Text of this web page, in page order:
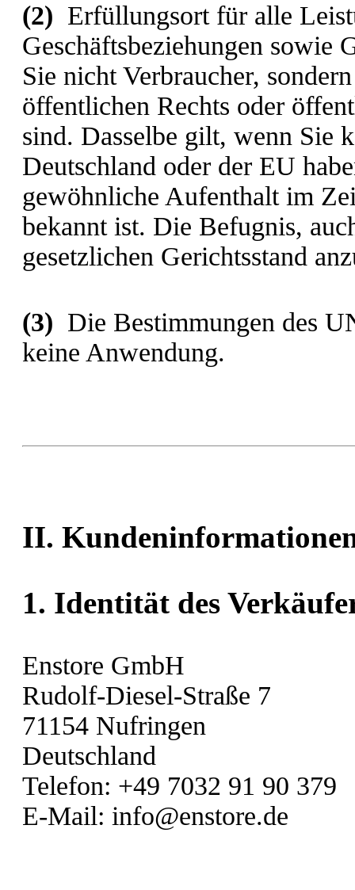
(2) Erfüllungsort für alle
Geschäftsbeziehungen sowie
Sie nicht Verbraucher,
öffentlichen Rechts oder
sind. Dasselbe gilt, wenn Sie
Deutschland oder der EU
gewöhnliche Aufenthalt im
bekannt ist. Die Befugnis,
gesetzlichen Gerichtsstand
(3) Die Bestimmungen des
keine Anwendung.
II.
1. Identität des
Enstore GmbH
Rudolf-Diesel-Straße 7
71154 Nufringen
Deutschland
Telefon: +49 7032 91 90 379
E-Mail: info@enstore.de